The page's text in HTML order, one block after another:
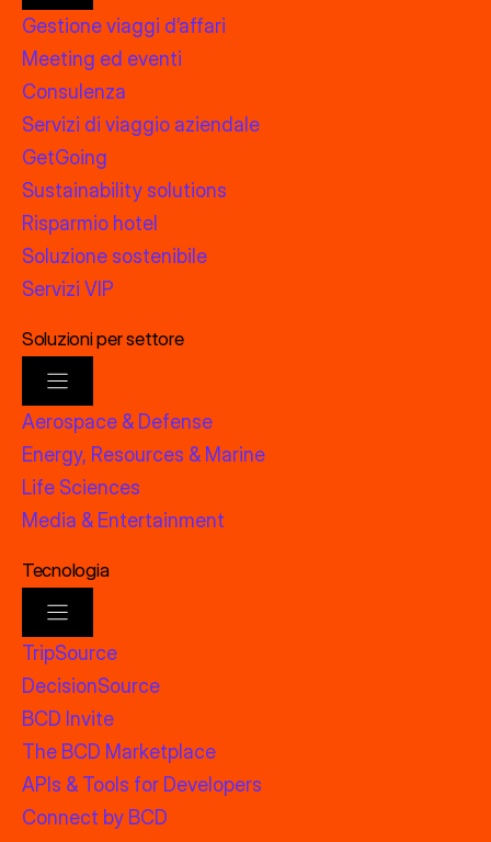
Gestione viaggi d’affari
Meeting ed eventi
Consulenza
Servizi di viaggio aziendale
GetGoing
Sustainability solutions
Risparmio hotel
Soluzione sostenibile
Servizi VIP
Soluzioni per settore
Aerospace & Defense
Energy, Resources & Marine
Life Sciences
Media & Entertainment
Tecnologia
TripSource
DecisionSource
BCD Invite
The BCD Marketplace
APIs & Tools for Developers
Connect by BCD